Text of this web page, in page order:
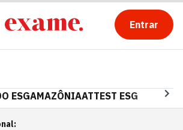
Entrar
ESGAMAZÔNIAATTEST ESG
: